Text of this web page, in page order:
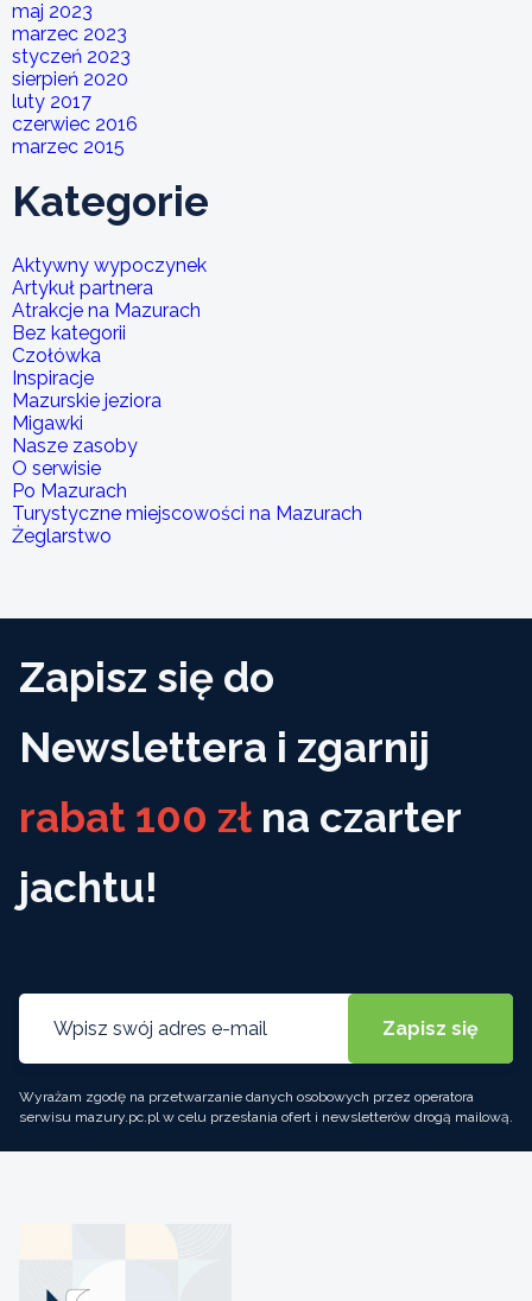
maj 2023
marzec 2023
styczeń 2023
sierpień 2020
luty 2017
czerwiec 2016
marzec 2015
Kategorie
Aktywny wypoczynek
Artykuł partnera
Atrakcje na Mazurach
Bez kategorii
Czołówka
Inspiracje
Mazurskie jeziora
Migawki
Nasze zasoby
O serwisie
Po Mazurach
Turystyczne miejscowości na Mazurach
Żeglarstwo
Zapisz się do
Newslettera i zgarnij
rabat 100 zł na czarter
jachtu!
Wyrażam zgodę na przetwarzanie danych osobowych przez operatora
serwisu mazury.pc.pl w celu przesłania ofert i newsletterów drogą mailową.